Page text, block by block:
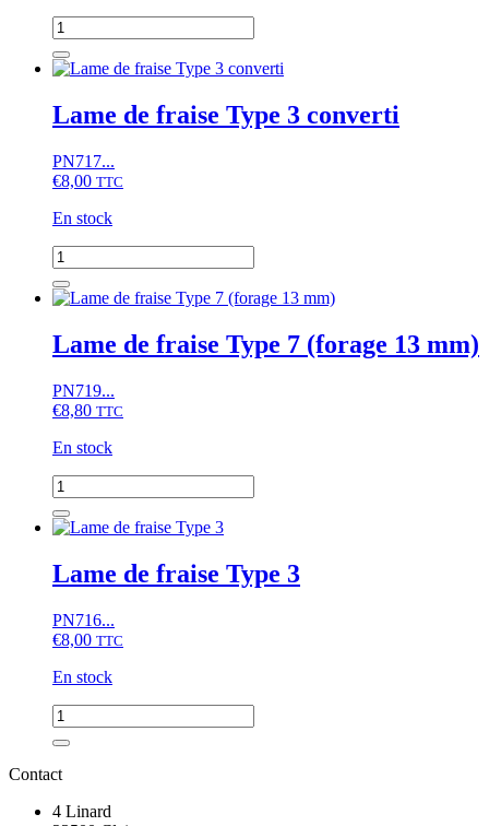
quantité
de
Lame
fraise
Type
Lame de fraise Type 3 converti
PN717...
€8,00 TTC
En stock
quantité
de
Lame
fraise
Type
converti
Lame de fraise Type 7 (forage 13 mm)
PN719...
€8,80 TTC
En stock
quantité
de
Lame
fraise
Type
(forage
13
Lame de fraise Type 3
PN716...
€8,00 TTC
En stock
quantité
de
Lame
de
Type
Contact
4 Linard